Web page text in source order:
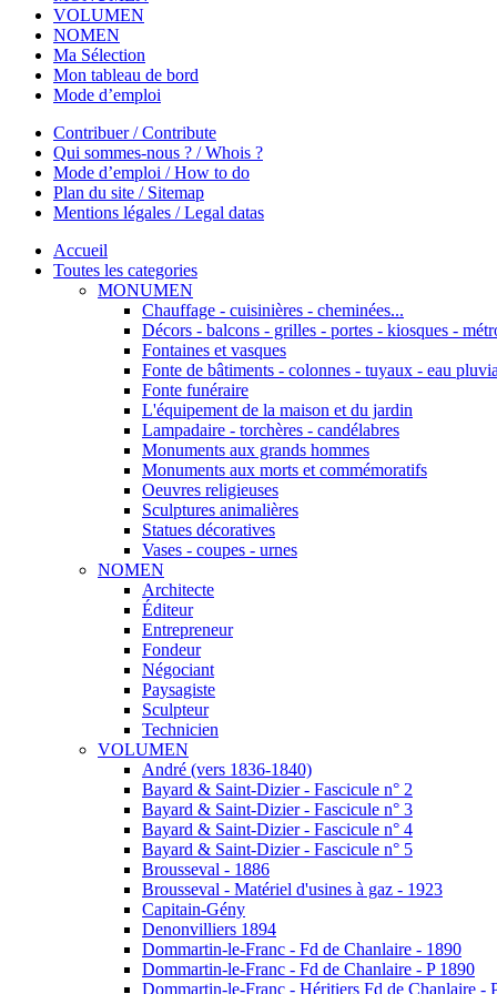
VOLUMEN
NOMEN
Ma Sélection
Mon tableau de bord
Mode d’emploi
Contribuer / Contribute
Qui sommes-nous ? / Whois ?
Mode d’emploi / How to do
Plan du site / Sitemap
Mentions légales / Legal datas
Accueil
Toutes les categories
MONUMEN
Chauffage - cuisinières - cheminées...
Décors - balcons - grilles - portes - kiosques -
Fontaines et vasques
Fonte de bâtiments - colonnes - tuyaux - eau
Fonte funéraire
L'équipement de la maison et du jardin
Lampadaire - torchères - candélabres
Monuments aux grands hommes
Monuments aux morts et commémoratifs
Oeuvres religieuses
Sculptures animalières
Statues décoratives
Vases - coupes - urnes
NOMEN
Architecte
Éditeur
Entrepreneur
Fondeur
Négociant
Paysagiste
Sculpteur
Technicien
VOLUMEN
André (vers 1836-1840)
Bayard & Saint-Dizier - Fascicule n° 2
Bayard & Saint-Dizier - Fascicule n° 3
Bayard & Saint-Dizier - Fascicule n° 4
Bayard & Saint-Dizier - Fascicule n° 5
Brousseval - 1886
Brousseval - Matériel d'usines à gaz - 1923
Capitain-Gény
Denonvilliers 1894
Dommartin-le-Franc - Fd de Chanlaire - 1890
Dommartin-le-Franc - Fd de Chanlaire - P 1890
Dommartin-le-Franc - Héritiers Fd de Chanlaire -